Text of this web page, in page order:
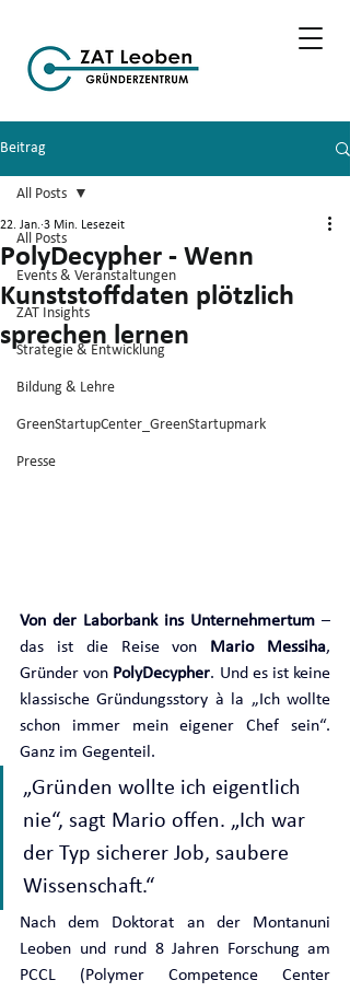
Beitrag
All Posts
Events & Veranstaltungen
ZAT Insights
Strategie & Entwicklung
Bildung & Lehre
GreenStartupCenter_GreenStartupmark
Presse
All Posts
PolyDecypher - Wenn
Kunststoffdaten plötzlich
sprechen lernen
22. Jan. 3 Min. Lesezeit
Von der Laborbank ins Unternehmertum –
das ist die Reise von Mario Messiha,
Gründer von PolyDecypher. Und es ist keine
klassische Gründungsstory à la „Ich wollte
schon immer mein eigener Chef sein“.
Ganz im Gegenteil.
„Gründen wollte ich eigentlich
nie“, sagt Mario offen. „Ich war
der Typ sicherer Job, saubere
Wissenschaft.“
Nach dem Doktorat an der Montanuni
Leoben und rund 8 Jahren Forschung am
PCCL (Polymer Competence Center